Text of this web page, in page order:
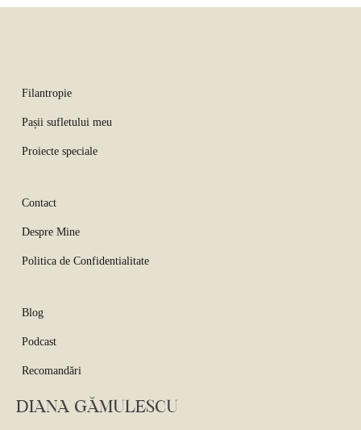
Filantropie
Pașii sufletului meu
Proiecte speciale
Contact
Despre Mine
Politica de Confidentialitate
Blog
Podcast
Recomandări
DIANA GĂMULESCU